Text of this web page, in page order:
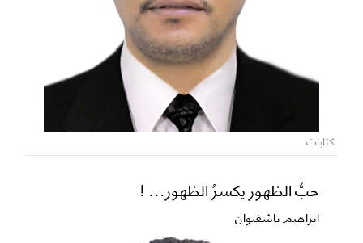
كتابات
حبُّ الظهور يكسرُ الظهور... !
ابراهيم باشغيوان